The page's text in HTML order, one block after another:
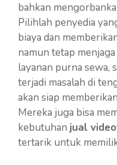
bahkan
Pilihlah penyedia
biaya dan
namun tetap
layanan purna sewa,
terjadi masalah di
akan siap
Mereka juga bisa
kebutuhan jual
tertarik untuk